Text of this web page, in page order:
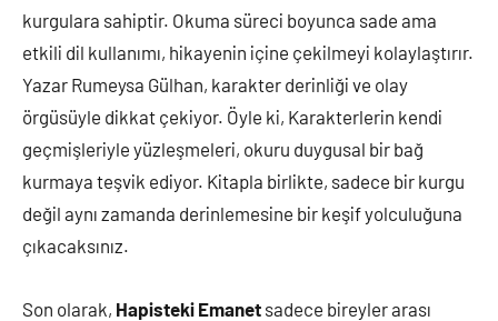
kurgulara sahiptir. Okuma süreci boyunca sade ama
etkili dil kullanımı, hikayenin içine çekilmeyi kolaylaştırır.
Yazar Rumeysa Gülhan, karakter derinliği ve olay
örgüsüyle dikkat çekiyor. Öyle ki, Karakterlerin kendi
geçmişleriyle yüzleşmeleri, okuru duygusal bir bağ
kurmaya teşvik ediyor. Kitapla birlikte, sadece bir kurgu
değil aynı zamanda derinlemesine bir keşif yolculuğuna
çıkacaksınız.
Son olarak, Hapisteki Emanet sadece bireyler arası